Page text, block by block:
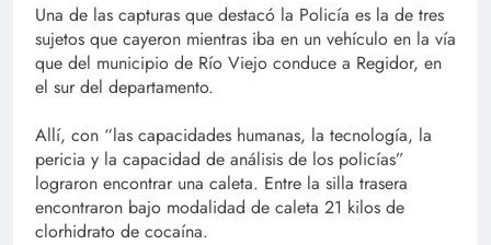
Una de las capturas que destacó la Policía es la de tres
sujetos que cayeron mientras iba en un vehículo en la vía
que del municipio de Río Viejo conduce a Regidor, en
el sur del departamento.
Allí, con “las capacidades humanas, la tecnología, la
pericia y la capacidad de análisis de los policías”
lograron encontrar una caleta. Entre la silla trasera
encontraron bajo modalidad de caleta 21 kilos de
clorhidrato de cocaína.